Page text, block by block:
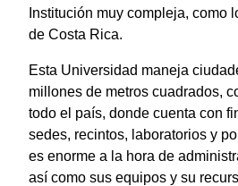
Institución muy compleja, como
de Costa Rica.
Esta Universidad maneja
millones de metros cuadrados,
todo el país, donde cuenta con
sedes, recintos, laboratorios y
es enorme a la hora de
así como sus equipos y su